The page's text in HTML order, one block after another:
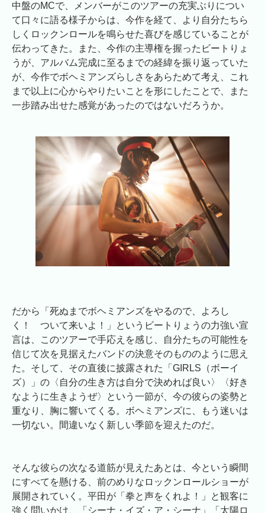
中盤のMCで、メンバーがこのツアーの充実ぶりについ
て口々に語る様子からは、今作を経て、より自分たちら
しくロックンロールを鳴らせた喜びを感じていることが
伝わってきた。また、今作の主導権を握ったビートりょ
うが、アルバム完成に至るまでの経緯を振り返っていた
が、今作でボヘミアンズらしさをあらためて考え、これ
まで以上に心からやりたいことを形にしたことで、また
一步踏み出せた感覚があったのではないだろうか。
だから「死ぬまでボヘミアンズをやるので、よろし
く！ ついて来いよ！」というビートりょうの力強い宣
言は、このツアーで手応えを感じ、自分たちの可能性を
信じて次を見据えたバンドの決意そのもののように思え
た。そして、その直後に披露された「GIRLS（ボーイ
ズ）」の〈自分の生き方は自分で決めれば良い〉〈好き
なように生きようぜ〉という一節が、今の彼らの姿勢と
重なり、胸に響いてくる。ボヘミアンズに、もう迷いは
一切ない。間違いなく新しい季節を迎えたのだ。
そんな彼らの次なる道筋が見えたあとは、今という瞬間
にすべてを懸ける、前のめりなロックンロールショーが
展開されていく。平田が「拳と声をくれよ！」と観客に
強く問いかけ、「シーナ・イズ・ア・シーナ」「太陽ロ